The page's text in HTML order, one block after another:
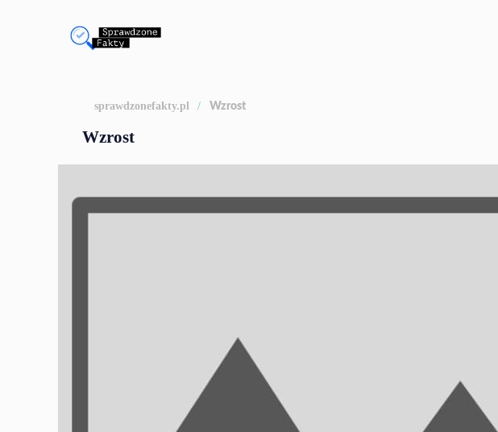
sprawdzonefakty.pl Wzrost
Wzrost